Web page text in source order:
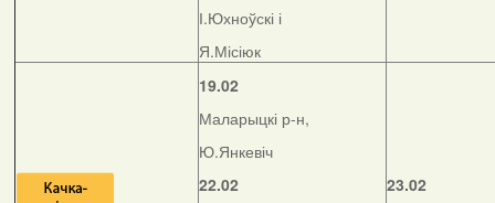
І.Юхноўскі і
Я.Місіюк
19.02
Маларыцкі р-н,
Ю.Янкевіч
22.02
23.02